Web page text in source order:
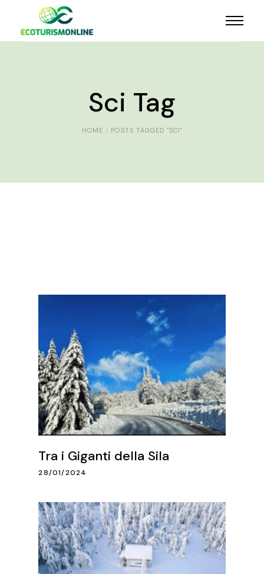
Sci Tag
HOME POSTS TAGGED "SCI"
Tra i Giganti della Sila
28/01/2024